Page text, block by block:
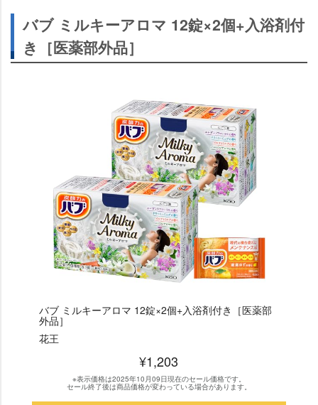
バブ ミルキーアロマ 12錠×2個+入浴剤付
き［医薬部外品］
バブ ミルキーアロマ 12錠×2個+入浴剤付き［医薬部
外品］
花王
¥1,203
※表示価格は2025年10月09日現在のセール価格です。
セール終了後は商品価格が変わっている場合があります。